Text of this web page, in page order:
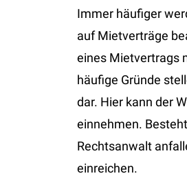
Immer häufiger
auf Mietverträge
eines Mietvertrags
häufige Gründe
dar. Hier kann der
einnehmen.
Rechtsanwalt
einreichen.